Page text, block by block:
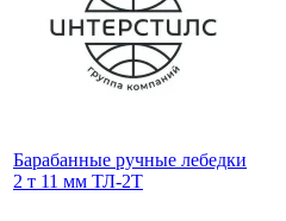
Барабанные ручные лебедки
2 т 11 мм ТЛ-2Т